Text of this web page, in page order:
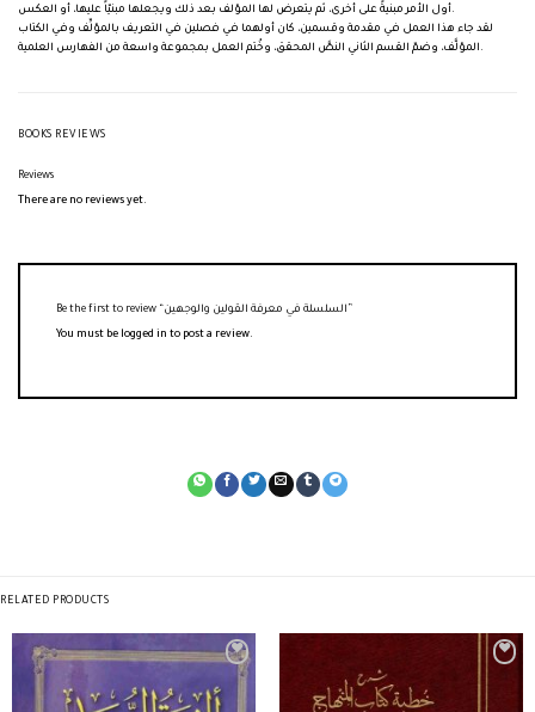
أول الأمر مبنيةً على أخرى، ثم يتعرض لها المؤلف بعد ذلك ويجعلها مبنيّاً عليها، أو العكس.
لقد جاء هذا العمل في مقدمة وقسمين، كان أولهما في فصلين في التعريف بالمؤلِّف وفي الكتاب
المؤلَّف، وضمّ القسم الثاني النصَّ المحقق، وخُتم العمل بمجموعة واسعة من الفهارس العلمية.
BOOKS REVIEWS
Reviews
There are no reviews yet.
You must be logged in to post a review.
RELATED PRODUCTS